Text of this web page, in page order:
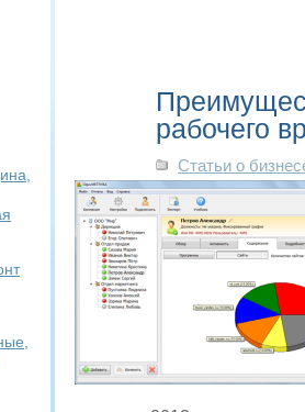
рабочего
Статьи о